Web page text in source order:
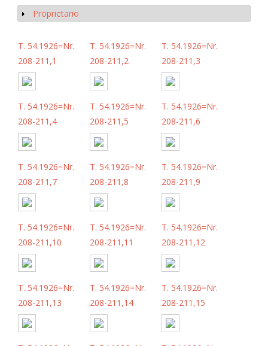
Mostrar
Proprietario
T. 54.1926=Nr.
208-211,1
T. 54.1926=Nr.
208-211,2
T. 54.1926=Nr.
208-211,3
T. 54.1926=Nr.
208-211,4
T. 54.1926=Nr.
208-211,5
T. 54.1926=Nr.
208-211,6
T. 54.1926=Nr.
208-211,7
T. 54.1926=Nr.
208-211,8
T. 54.1926=Nr.
208-211,9
T. 54.1926=Nr.
208-211,10
T. 54.1926=Nr.
208-211,11
T. 54.1926=Nr.
208-211,12
T. 54.1926=Nr.
208-211,13
T. 54.1926=Nr.
208-211,14
T. 54.1926=Nr.
208-211,15